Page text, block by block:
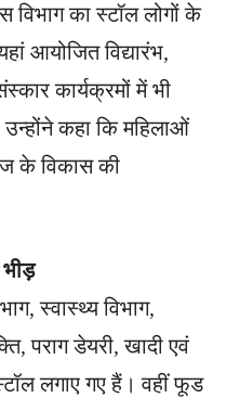
विभाग का स्टॉल लोगों के
आयोजित विद्यारंभ,
कार्यक्रमों में भी
कहा कि महिलाओं
के विकास की
स्वास्थ्य विभाग,
पराग डेयरी, खादी एवं
लगाए गए हैं। वहीं फूड